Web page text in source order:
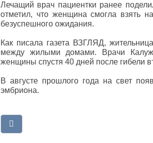
Лечащий врач пациентки ранее
отметил, что женщина смогла взять
безуспешного ожидания.
Как писала газета ВЗГЛЯД,
между жилыми домами. Врачи
женщины спустя 40 дней после гибели
В августе прошлого года на свет
эмбриона.